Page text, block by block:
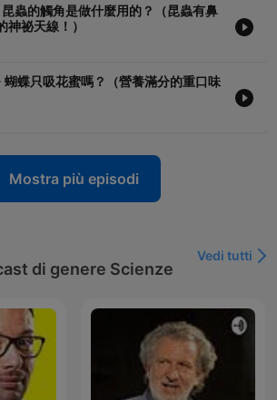
蟲的觸角是做什麼用的？（昆蟲有鼻
神祕天線！）
蝶只吸花蜜嗎？（營養滿分的重口味
Mostra più episodi
di genere Scienze
Vedi tutti